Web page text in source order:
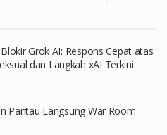
Grok AI: Respons Cepat atas
dan Langkah xAI Terkini
Pantau Langsung War Room